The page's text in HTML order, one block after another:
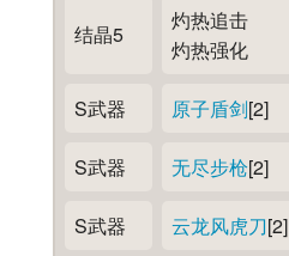
结晶5
灼热追击
灼热强化
S武器 原子盾剑[2]
S武器 无尽步枪[2]
S武器 云龙风虎刀[2]